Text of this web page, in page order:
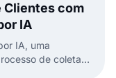
Clientes com
IA
IA, uma
de coleta